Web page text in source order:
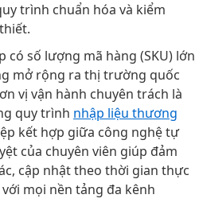
trình chuẩn hóa và kiểm
có số lượng mã hàng (SKU) lớn
mở rộng ra thị trường quốc
vị vận hành chuyên trách là
quy trình nhập liệu thương
kết hợp giữa công nghệ tự
của chuyên viên giúp đảm
cập nhật theo thời gian thực
mọi nền tảng đa kênh